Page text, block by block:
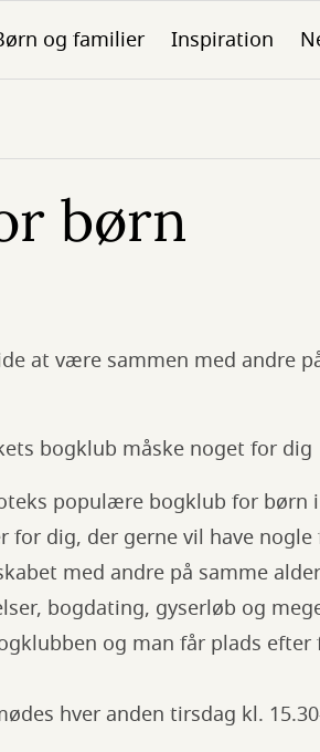
og familier Inspiration
børn
at være sammen med andre
bogklub måske noget for dig
populære bogklub for børn
for dig, der gerne vil have
med andre på samme
bogdating, gyserløb og
og man får plads
hver anden tirsdag kl.